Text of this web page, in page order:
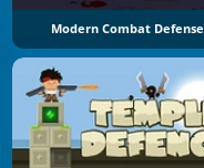
Modern Combat Defense